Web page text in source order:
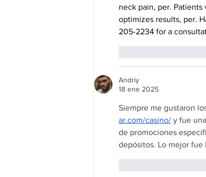
neck pain, per.
optimizes results, per.
205-2234 for a
Andriy
18 ene 2025
Siempre me gustaron
ar.com/casino/ y fue
de promociones
depósitos. Lo mejor fue